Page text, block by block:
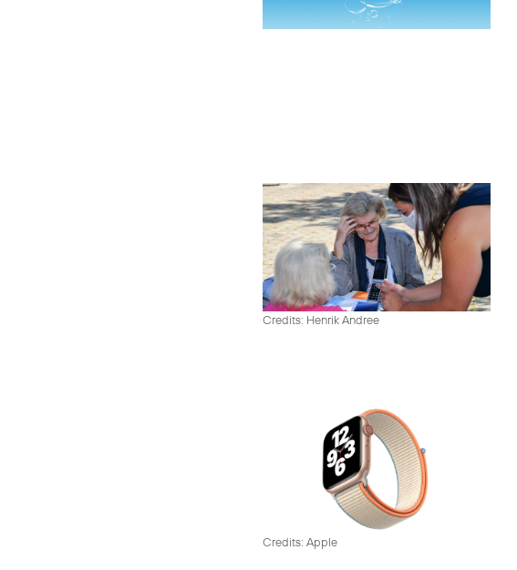
Credits: Henrik Andree
Credits: Apple